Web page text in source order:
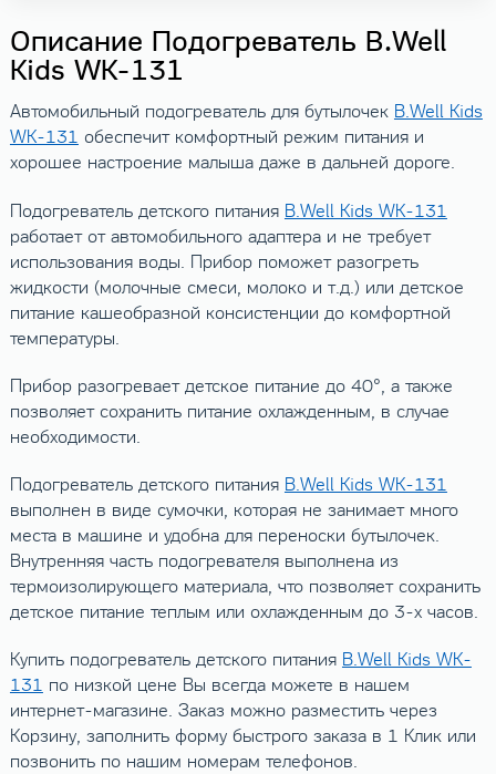
Описание Подогреватель B.Well
Kids WK-131
Автомобильный подогреватель для бутылочек B.Well Kids
WK-131 обеспечит комфортный режим питания и
хорошее настроение малыша даже в дальней дороге.
Подогреватель детского питания B.Well Kids WK-131
работает от автомобильного адаптера и не требует
использования воды. Прибор поможет разогреть
жидкости (молочные смеси, молоко и т.д.) или детское
питание кашеобразной консистенции до комфортной
температуры.
Прибор разогревает детское питание до 40°, а также
позволяет сохранить питание охлажденным, в случае
необходимости.
Подогреватель детского питания B.Well Kids WK-131
выполнен в виде сумочки, которая не занимает много
места в машине и удобна для переноски бутылочек.
Внутренняя часть подогревателя выполнена из
термоизолирующего материала, что позволяет сохранить
детское питание теплым или охлажденным до 3-х часов.
Купить подогреватель детского питания B.Well Kids WK-
131 по низкой цене Вы всегда можете в нашем
интернет-магазине. Заказ можно разместить через
Корзину, заполнить форму быстрого заказа в 1 Клик или
позвонить по нашим номерам телефонов.